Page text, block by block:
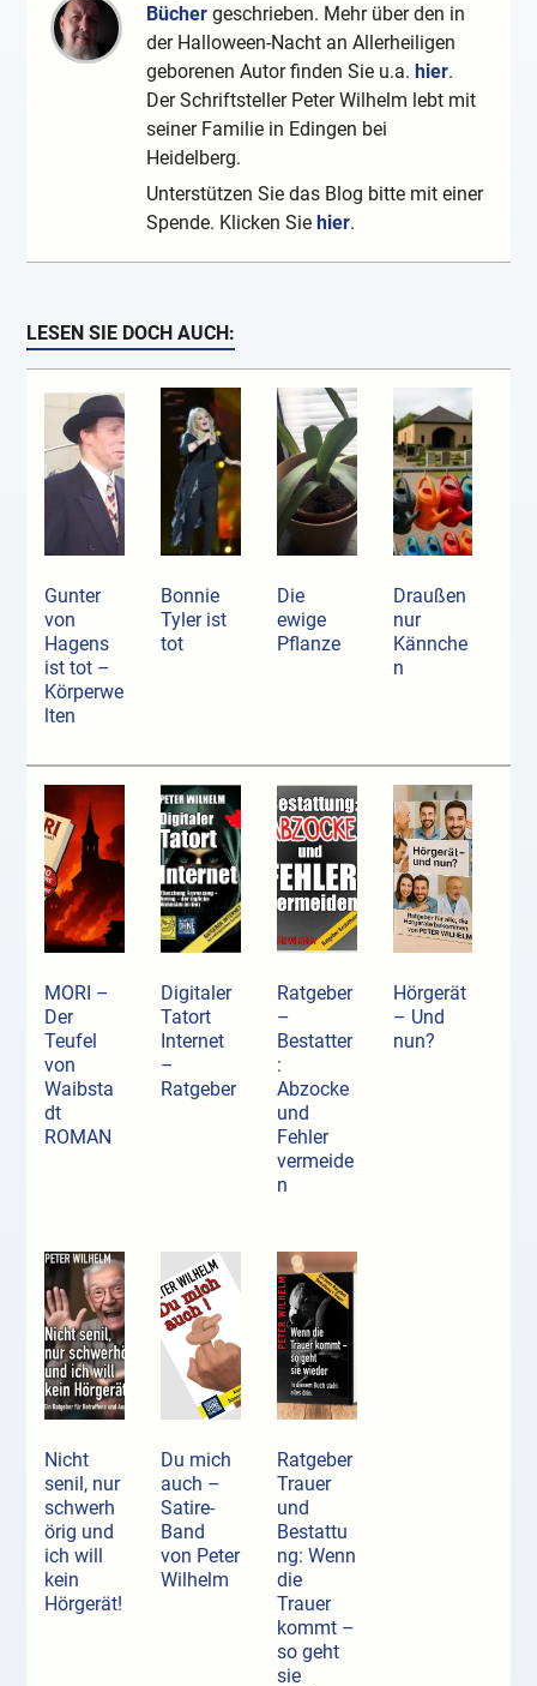
Bücher geschrieben. Mehr über den in
der Halloween-Nacht an Allerheiligen
geborenen Autor finden Sie u.a.hier.
Der Schriftsteller Peter Wilhelm lebt mit
seiner Familie in Edingen bei
Heidelberg.
Unterstützen Sie das Blog bitte mit einer
Spende. Klicken Siehier.
LESEN SIE DOCH AUCH:
Gunter
von
Hagens
ist tot –
Körperwe
lten
Bonnie
Tyler ist
tot
Die
ewige
Pflanze
Draußen
nur
Kännche
n
MORI –
Der
Teufel
von
Waibsta
dt
ROMAN
Digitaler
Tatort
Internet
–
Ratgeber
Ratgeber
–
Bestatter
:
Abzocke
und
Fehler
vermeide
n
Hörgerät
– Und
nun?
Nicht
senil, nur
schwerh
örig und
ich will
kein
Hörgerät!
Du mich
auch –
Satire-
Band
von Peter
Wilhelm
Ratgeber
Trauer
und
Bestattu
ng: Wenn
die
Trauer
kommt –
so geht
sie